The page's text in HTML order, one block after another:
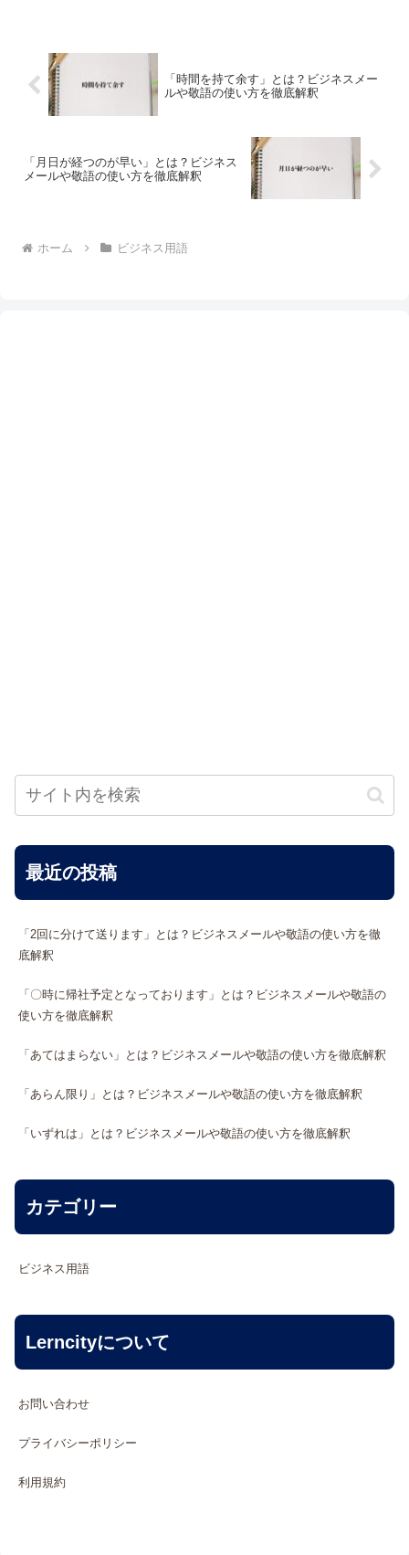
「時間を持て余す」とは？ビジネスメー
ルや敬語の使い方を徹底解釈
「月日が経つのが早い」とは？ビジネス
メールや敬語の使い方を徹底解釈
ホーム ビジネス用語
最近の投稿
「2回に分けて送ります」とは？ビジネスメールや敬語の使い方を徹
底解釈
「〇時に帰社予定となっております」とは？ビジネスメールや敬語の
使い方を徹底解釈
「あてはまらない」とは？ビジネスメールや敬語の使い方を徹底解釈
「あらん限り」とは？ビジネスメールや敬語の使い方を徹底解釈
「いずれは」とは？ビジネスメールや敬語の使い方を徹底解釈
カテゴリー
ビジネス用語
Lerncityについて
お問い合わせ
プライバシーポリシー
利用規約